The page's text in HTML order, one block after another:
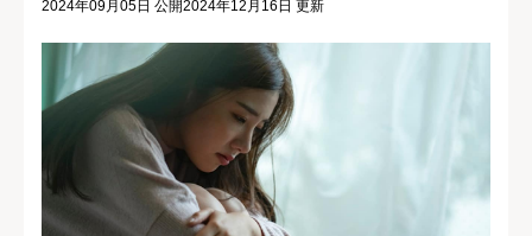
2024年09月05日 公開2024年12月16日 更新